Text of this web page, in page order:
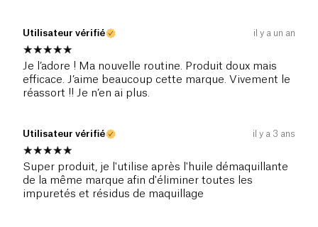
Utilisateur vérifié il y a un an
Je l’adore ! Ma nouvelle routine. Produit doux mais
efficace. J’aime beaucoup cette marque. Vivement le
réassort !! Je n’en ai plus.
Utilisateur vérifié il y a 3 ans
Super produit, je l'utilise après l'huile démaquillante
de la même marque afin d'éliminer toutes les
impuretés et résidus de maquillage